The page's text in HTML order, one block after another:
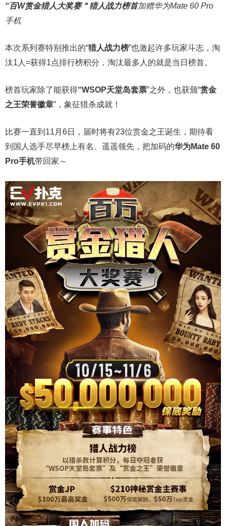
“百W赏金猎人大奖赛＂猎人战力榜首加赠华为Mate 60 Pro
手机
本次系列赛特别推出的“猎人战力榜”也激起许多玩家斗志，淘
汰1人=获得1点排行榜积分，淘汰最多人的就是当日榜首。
榜首玩家除了能获得“WSOP天堂岛套票”之外，也获颁“赏金
之王荣誉徽章”，象征猎杀成就！
比赛一直到11月6日，届时将有23位赏金之王诞生，期待看
到国人选手尽早榜上有名、遥遥领先，把加码的华为Mate 60
Pro手机带回家～